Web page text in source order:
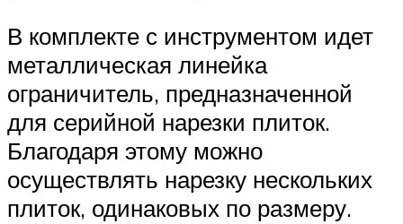
В комплекте с инструментом идет
металлическая линейка
ограничитель, предназначенной
для серийной нарезки плиток.
Благодаря этому можно
осуществлять нарезку нескольких
плиток, одинаковых по размеру.